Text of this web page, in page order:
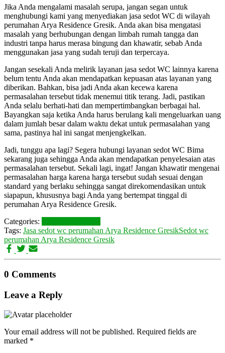
Jika Anda mengalami masalah serupa, jangan segan untuk
menghubungi kami yang menyediakan jasa sedot WC di wilayah
perumahan Arya Residence Gresik. Anda akan bisa mengatasi
masalah yang berhubungan dengan limbah rumah tangga dan
industri tanpa harus merasa bingung dan khawatir, sebab Anda
menggunakan jasa yang sudah teruji dan terpercaya.
Jangan sesekali Anda melirik layanan jasa sedot WC lainnya karena
belum tentu Anda akan mendapatkan kepuasan atas layanan yang
diberikan. Bahkan, bisa jadi Anda akan kecewa karena
permasalahan tersebut tidak menemui titik terang. Jadi, pastikan
Anda selalu berhati-hati dan mempertimbangkan berbagai hal.
Bayangkan saja ketika Anda harus berulang kali mengeluarkan uang
dalam jumlah besar dalam waktu dekat untuk permasalahan yang
sama, pastinya hal ini sangat menjengkelkan.
Jadi, tunggu apa lagi? Segera hubungi layanan sedot WC Bima
sekarang juga sehingga Anda akan mendapatkan penyelesaian atas
permasalahan tersebut. Sekali lagi, ingat! Jangan khawatir mengenai
permasalahan harga karena harga tersebut sudah sesuai dengan
standard yang berlaku sehingga sangat direkomendasikan untuk
siapapun, khususnya bagi Anda yang bertempat tinggal di
perumahan Arya Residence Gresik.
Categories:
Tags: Jasa sedot wc perumahan Arya Residence GresikSedot wc
perumahan Arya Residence Gresik
0 Comments
Leave a Reply
Your email address will not be published. Required fields are
marked *